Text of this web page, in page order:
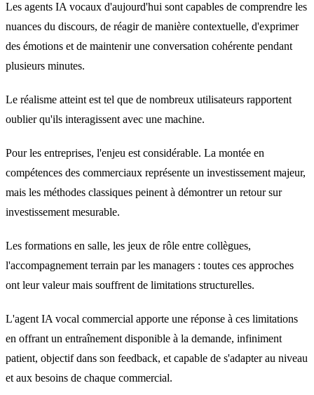
Les agents IA vocaux d'aujourd'hui sont capables de comprendre les
nuances du discours, de réagir de manière contextuelle, d'exprimer
des émotions et de maintenir une conversation cohérente pendant
plusieurs minutes.
Le réalisme atteint est tel que de nombreux utilisateurs rapportent
oublier qu'ils interagissent avec une machine.
Pour les entreprises, l'enjeu est considérable. La montée en
compétences des commerciaux représente un investissement majeur,
mais les méthodes classiques peinent à démontrer un retour sur
investissement mesurable.
Les formations en salle, les jeux de rôle entre collègues,
l'accompagnement terrain par les managers : toutes ces approches
ont leur valeur mais souffrent de limitations structurelles.
L'agent IA vocal commercial apporte une réponse à ces limitations
en offrant un entraînement disponible à la demande, infiniment
patient, objectif dans son feedback, et capable de s'adapter au niveau
et aux besoins de chaque commercial.